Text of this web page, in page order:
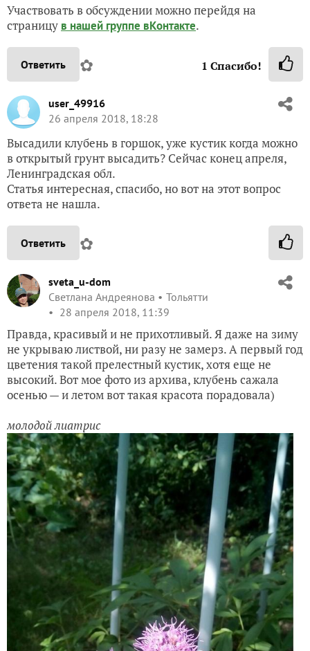
Участвовать в обсуждении можно перейдя на
страницу в нашей группе вКонтакте.
Ответить ✿ 1 Спасибо!
user_49916
26 апреля 2018, 18:28
Высадили клубень в горшок, уже кустик когда можно
в открытый грунт высадить? Сейчас конец апреля,
Ленинградская обл.
Статья интересная, спасибо, но вот на этот вопрос
ответа не нашла.
Ответить ✿
sveta_u-dom
Светлана Андреянова
Тольятти
28 апреля 2018, 11:39
Правда, красивый и не прихотливый. Я даже на зиму
не укрываю листвой, ни разу не замерз. А первый год
цветения такой прелестный кустик, хотя еще не
высокий. Вот мое фото из архива, клубень сажала
осенью — и летом вот такая красота порадовала)
молодой лиатрис